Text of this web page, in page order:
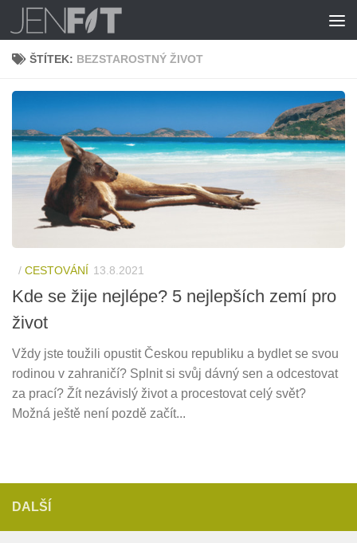
Skip to content
ŠTÍTEK: BEZSTAROSTNÝ ŽIVOT
/ CESTOVÁNÍ 13.8.2021
Kde se žije nejlépe? 5 nejlepších zemí pro
život
Vždy jste toužili opustit Českou republiku a bydlet se svou
rodinou v zahraničí? Splnit si svůj dávný sen a odcestovat
za prací? Žít nezávislý život a procestovat celý svět?
Možná ještě není pozdě začít...
DALŠÍ